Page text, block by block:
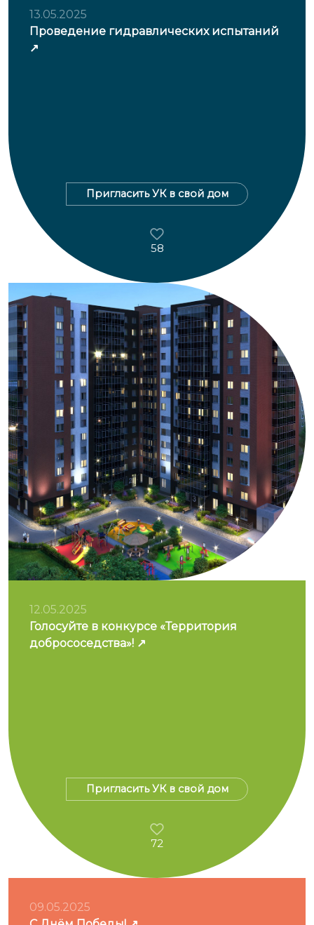
13.05.2025
Проведение гидравлических испытаний
Пригласить УК в свой дом
58
12.05.2025
Голосуйте в конкурсе «Территория
добрососедства»!
Пригласить УК в свой дом
72
09.05.2025